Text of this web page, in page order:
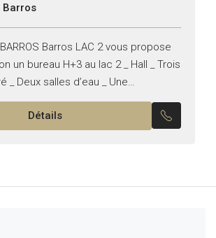
Barros
Barros LAC 2 vous propose
un bureau H+3 au lac 2 _ Hall _ Trois
_ Deux salles d’eau _ Une
Détails